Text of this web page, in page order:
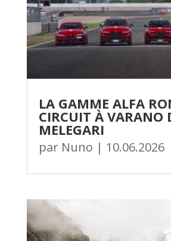
LA GAMME ALFA
CIRCUIT À VARANO
MELEGARI
par Nuno | 10.06.2026